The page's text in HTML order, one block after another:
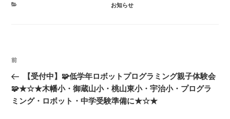
カ
お知らせ
投
ナ
ビ
前
の
投
稿
前
【受付中】🧩低学年ロボットプログラミング親子体験会
🧩★☆★木幡小・御蔵山小・桃山東小・宇治小・プログラ
ミング・ロボット・中学受験準備に★☆★